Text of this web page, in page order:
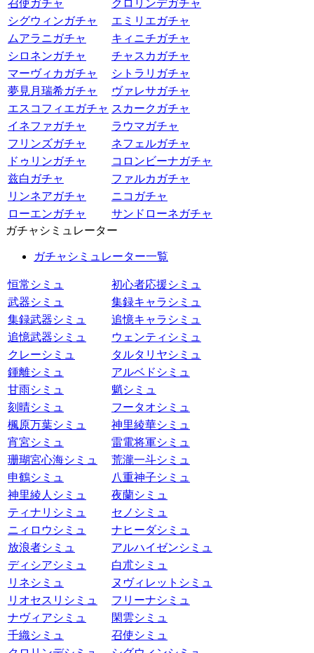
召使ガチャ
クロリンデガチャ
シグウィンガチャ
エミリエガチャ
ムアラニガチャ
キィニチガチャ
シロネンガチャ
チャスカガチャ
マーヴィカガチャ
シトラリガチャ
夢見月瑞希ガチャ
ヴァレサガチャ
エスコフィエガチャ スカークガチャ
イネファガチャ
ラウマガチャ
フリンズガチャ
ネフェルガチャ
ドゥリンガチャ
コロンビーナガチャ
兹白ガチャ
ファルカガチャ
リンネアガチャ
ニコガチャ
ローエンガチャ
サンドローネガチャ
ガチャシミュレーター
ガチャシミュレーター一覧
恒常シミュ
初心者応援シミュ
武器シミュ
集録キャラシミュ
集録武器シミュ
追憶キャラシミュ
追憶武器シミュ
ウェンティシミュ
クレーシミュ
タルタリヤシミュ
鍾離シミュ
アルベドシミュ
甘雨シミュ
魈シミュ
刻晴シミュ
フータオシミュ
楓原万葉シミュ
神里綾華シミュ
宵宮シミュ
雷電将軍シミュ
珊瑚宮心海シミュ
荒瀧一斗シミュ
申鶴シミュ
八重神子シミュ
神里綾人シミュ
夜蘭シミュ
ティナリシミュ
セノシミュ
ニィロウシミュ
ナヒーダシミュ
放浪者シミュ
アルハイゼンシミュ
ディシアシミュ
白朮シミュ
リネシミュ
ヌヴィレットシミュ
リオセスリシミュ
フリーナシミュ
ナヴィアシミュ
閑雲シミュ
千織シミュ
召使シミュ